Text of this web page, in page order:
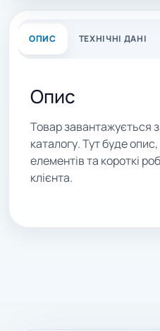
ОПИС ТЕХНІЧНІ ДАНІ
Опис
Товар завантажується з
каталогу. Тут буде опис,
елементів та короткі
клієнта.